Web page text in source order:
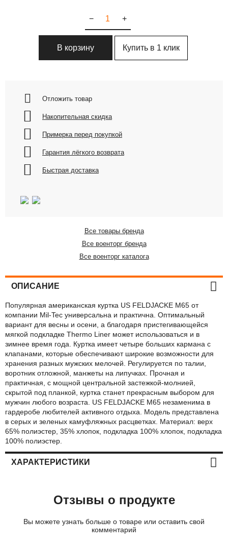
+
−
В корзину Купить в 1 клик
Отложить товар
Накопительная скидка
Примерка перед покупкой
Гарантия лёгкого возврата
Быстрая доставка
Все товары бренда
Все военторг бренда
Все военторг каталога
ОПИСАНИЕ
Популярная американская куртка US FELDJACKE M65 от
компании Mil-Tec универсальна и практична. Оптимальный
вариант для весны и осени, а благодаря пристегивающейся
мягкой подкладке Thermo Liner может использоваться и в
зимнее время года. Куртка имеет четыре больших кармана с
клапанами, которые обеспечивают широкие возможности для
хранения разных мужских мелочей. Регулируется по талии,
воротник отложной, манжеты на липучках. Прочная и
практичная, с мощной центральной застежкой-молнией,
скрытой под планкой, куртка станет прекрасным выбором для
мужчин любого возраста. US FELDJACKE M65 незаменима в
гардеробе любителей активного отдыха. Модель представлена
в серых и зеленых камуфляжных расцветках. Материал: верх
65% полиэстер, 35% хлопок, подкладка 100% хлопок, подкладка
100% полиэстер.
ХАРАКТЕРИСТИКИ
Отзывы о продукте
Вы можете узнать больше о товаре или оставить свой
комментарий